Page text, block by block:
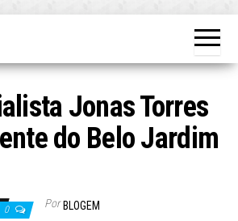
Atualizado!
Jonas Torres
do Belo Jardim
0 Por BLOGEM